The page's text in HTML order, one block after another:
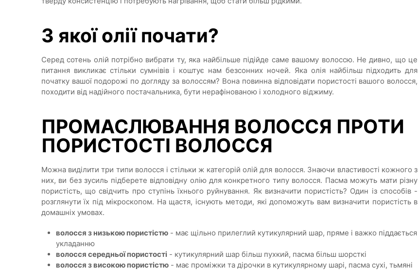
З якої олії почати?
Серед сотень олій потрібно вибрати ту, яка найбільше підійде саме вашому волоссю. Не дивно, що це
питання викликає стільки сумнівів і коштує нам безсонних ночей. Яка олія найбільш підходить для
початку вашої подорожі по догляду за волоссям? Вона повинна відповідати пористості вашого волосся,
походити від надійного постачальника, бути нерафінованою і холодного віджиму.
ПРОМАСЛЮВАННЯ ВОЛОССЯ ПРОТИ
ПОРИСТОСТІ ВОЛОССЯ
Можна виділити три типи волосся і стільки ж категорій олій для волосся. Знаючи властивості кожного з
них, ви без зусиль підберете відповідну олію для конкретного типу волосся. Пасма можуть мати різну
пористість, що свідчить про ступінь їхнього руйнування. Як визначити пористість? Один із способів -
розглянути їх під мікроскопом. На щастя, існують методи, які допоможуть вам визначити пористість в
домашніх умовах.
волосся з низькою пористістю- має щільно прилеглий кутикулярний шар, пряме і важко піддається
укладанню
волосся середньої пористості- кутикулярний шар більш пухкий, пасма більш шорсткі
волосся з високою пористістю- має проміжки та дірочки в кутикулярному шарі, пасма сухі, тьмяні